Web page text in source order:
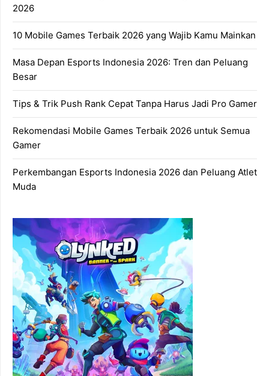
2026
10 Mobile Games Terbaik 2026 yang Wajib Kamu Mainkan
Masa Depan Esports Indonesia 2026: Tren dan Peluang
Besar
Tips & Trik Push Rank Cepat Tanpa Harus Jadi Pro Gamer
Rekomendasi Mobile Games Terbaik 2026 untuk Semua
Gamer
Perkembangan Esports Indonesia 2026 dan Peluang Atlet
Muda